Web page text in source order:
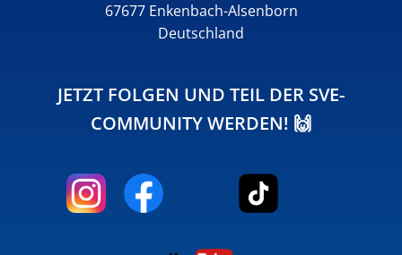
67677 Enkenbach-Alsenborn
Deutschland
JETZT FOLGEN UND TEIL DER SVE-
COMMUNITY WERDEN! 🙌